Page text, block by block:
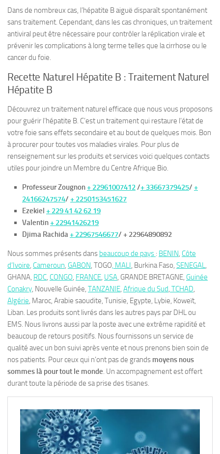
Dans de nombreux cas, l’hépatite B aiguë disparaît spontanément
sans traitement. Cependant, dans les cas chroniques, un traitement
antiviral peut être nécessaire pour contrôler la réplication virale et
prévenir les complications à long terme telles que la cirrhose ou le
cancer du foie.
Recette Naturel Hépatite B : Traitement Naturel
Hépatite B
Découvrez un traitement naturel efficace que nous vous proposons
pour guérir l’hépatite B. C’est un traitement qui restaure l’état de
votre foie sans effets secondaire et au bout de quelques mois. Bon
à procurer pour toutes vos maladies virales. Pour plus de
renseignement sur les produits et services voici quelques contacts
utiles pour joindre un Membre du Centre Afrique Bio.
Professeur Zougnon+ 22961007412/+ 33667379425/ +
24166247574/ + 2250153451627
Ezekiel + 229 41 42 62 19
Valentin+ 22941426219
Djima Rachida+ 22967546677/ + 22964890892
Nous sommes présents dans beaucoup de pays : BENIN, Côte
d’Ivoire, Cameroun, GABON, TOGO, MALI, Burkina Faso, SENEGAL,
GHANA, RDC, CONGO, FRANCE, USA, GRANDE BRETAGNE, Guinée
Conakry, Nouvelle Guinée, TANZANIE, Afrique du Sud, TCHAD,
Algérie, Maroc, Arabie saoudite, Tunisie, Egypte, Lybie, Koweït,
Liban. Les produits sont livrés dans les autres pays par DHL ou
EMS. Nous livrons aussi par la poste avec une extrême rapidité et
beaucoup de retours positifs. Nous fournissons un service de
qualité avec un bon suivi après vente et nous prenons bien soin de
nos patients. Pour ceux qui n’ont pas de grands moyens nous
sommes là pour tout le monde. Un accompagnement est offert
durant toute la période de sa prise des tisanes.